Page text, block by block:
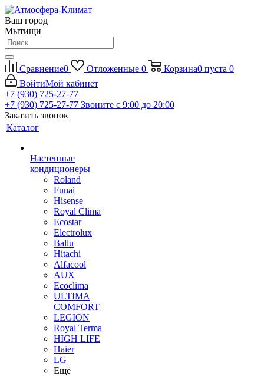
Ваш город
Мытищи
Сравнение0 Отложенные 0 Корзина0 пуста 0
ВойтиМой кабинет
+7 (930) 725-27-77
+7 (930) 725-27-77 Звоните с 9:00 до 20:00
Заказать звонок
Каталог
Настенные
кондиционеры
Roland
Funai
Hisense
Royal Clima
Ecostar
Electrolux
Ballu
Hitachi
Alfacool
AUX
Ecoclima
ULTIMA
COMFORT
LEGION
Royal Terma
HIGH LIFE
Haier
LG
Ещё